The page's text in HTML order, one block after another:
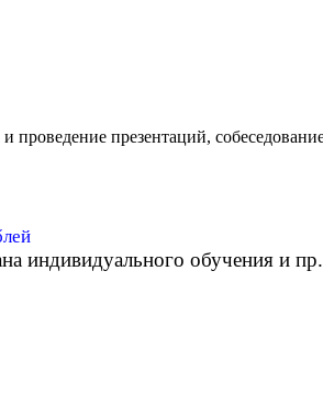
презентаций,
индивидуального обучения и